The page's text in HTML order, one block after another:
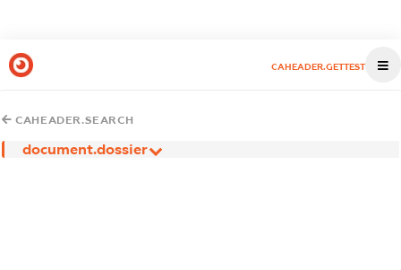
CAHEADER.GETTEST
CAHEADER.SEARCH
document.dossier